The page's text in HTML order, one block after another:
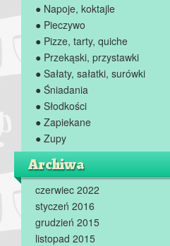
● Napoje, koktajle
● Pieczywo
● Pizze, tarty, quiche
● Przekąski, przystawki
● Sałaty, sałatki, surówki
● Śniadania
● Słodkości
● Zapiekane
● Zupy
Archiwa
czerwiec 2022
styczeń 2016
grudzień 2015
listopad 2015